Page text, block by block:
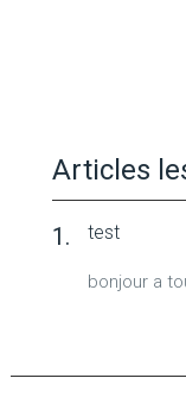
Articles
test
bonjour a